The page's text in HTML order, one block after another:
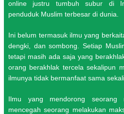
online justru tumbuh subur di
penduduk Muslim terbesar di dunia.
Ini belum termasuk ilmu yang
dengki, dan sombong. Setiap
tetapi masih ada saja yang
orang berakhlak tercela sekalipun
ilmunya tidak bermanfaat sama sekali.
Ilmu yang mendorong seorang
mencegah seorang melakukan